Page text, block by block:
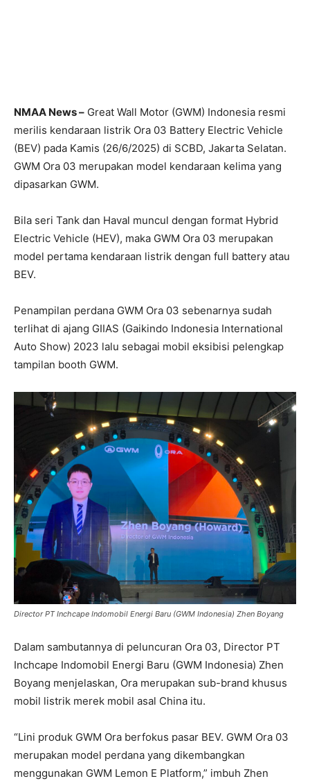
NMAA News – Great Wall Motor (GWM) Indonesia resmi
merilis kendaraan listrik Ora 03 Battery Electric Vehicle
(BEV) pada Kamis (26/6/2025) di SCBD, Jakarta Selatan.
GWM Ora 03 merupakan model kendaraan kelima yang
dipasarkan GWM.
Bila seri Tank dan Haval muncul dengan format Hybrid
Electric Vehicle (HEV), maka GWM Ora 03 merupakan
model pertama kendaraan listrik dengan full battery atau
BEV.
Penampilan perdana GWM Ora 03 sebenarnya sudah
terlihat di ajang GIIAS (Gaikindo Indonesia International
Auto Show) 2023 lalu sebagai mobil eksibisi pelengkap
tampilan booth GWM.
Director PT Inchcape Indomobil Energi Baru (GWM Indonesia) Zhen Boyang
Dalam sambutannya di peluncuran Ora 03, Director PT
Inchcape Indomobil Energi Baru (GWM Indonesia) Zhen
Boyang menjelaskan, Ora merupakan sub-brand khusus
mobil listrik merek mobil asal China itu.
“Lini produk GWM Ora berfokus pasar BEV. GWM Ora 03
merupakan model perdana yang dikembangkan
menggunakan GWM Lemon E Platform,” imbuh Zhen